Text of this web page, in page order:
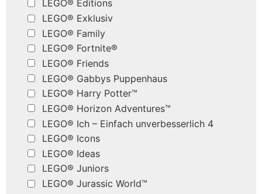
LEGO® Editions
LEGO® Exklusiv
LEGO® Family
LEGO® Fortnite®
LEGO® Friends
LEGO® Gabbys Puppenhaus
LEGO® Harry Potter™
LEGO® Horizon Adventures™
LEGO® Ich – Einfach unverbesserlich 4
LEGO® Icons
LEGO® Ideas
LEGO® Juniors
LEGO® Jurassic World™